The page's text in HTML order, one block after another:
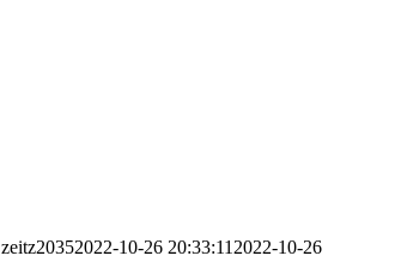
zeitz20352022-10-26 20:33:11 2022-10-26